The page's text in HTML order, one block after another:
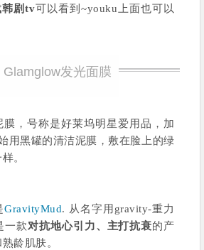
韩剧tv可以看到~youku上面也可以
Glamglow发光面膜
膜，号称是好莱坞明星爱用品，加
用黑罐的清洁泥膜，敷在脸上的绿
。
GravityMud. 从名字用gravity-重力
一款对抗地心引力、主打抗衰的产
龄肌肤。